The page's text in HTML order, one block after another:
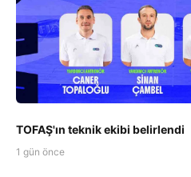
TOFAŞ'ın teknik ekibi belirlendi
1 gün önce